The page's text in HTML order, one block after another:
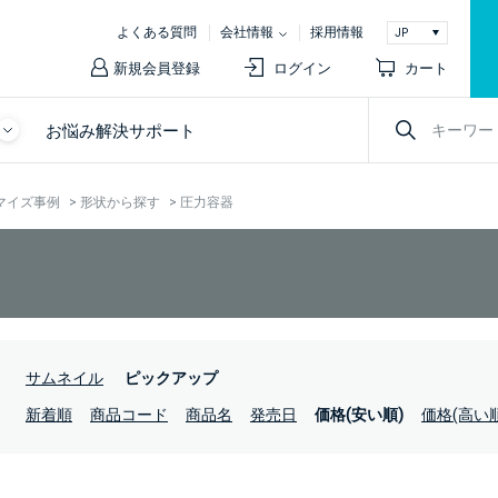
よくある質問 会社情報 採用情報
新規会員登録 ログイン カート
お悩み解決サポート
イズ事例 > 形状から探す > 圧力容器
サムネイル ピックアップ
新着順 商品コード 商品名 発売日 価格(安い順) 価格(高い